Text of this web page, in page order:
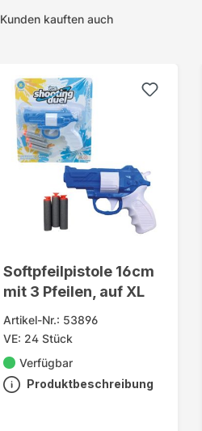
Kunden kauften auch
Softpfeilpistole 16cm
mit 3 Pfeilen, auf XL
Artikel-Nr.: 53896
VE: 24 Stück
Verfügbar
Produktbeschreibung